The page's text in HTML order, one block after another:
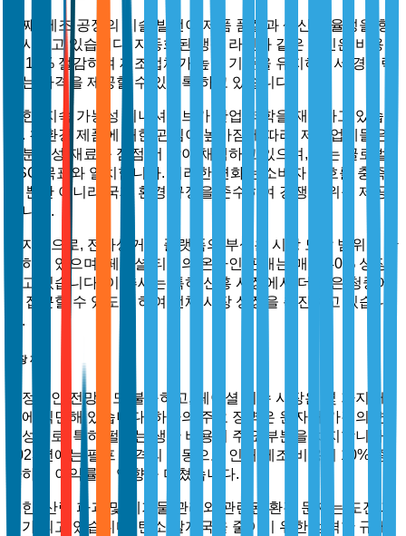
둘째, 제조 공정의 기술 발전이 제품 품질과 생산 효율성을 향
상시키고 있습니다. 자동화된 생산 라인과 같은 혁신은 비용을
약 15% 절감하여 제조업체가 높은 기준을 유지하면서 경쟁력
있는 가격을 제공할 수 있도록 하고 있습니다.
또한, 지속 가능성 이니셔티브가 산업 역학을 재편하고 있습니
다. 친환경 제품에 대한 관심이 높아짐에 따라, 제조업체들은
생분해성 재료를 점점 더 많이 채택하고 있으며, 이는 글로벌
ESG 목표와 일치합니다. 이러한 변화는 소비자 선호를 충족
할 뿐만 아니라 국제 환경 규정을 준수하여 경쟁 우위를 제공
합니다.
마지막으로, 전자상거래 플랫폼의 부상은 시장 도달 범위를 확
장하고 있으며, 페이셜 티슈의 온라인 판매는 매년 40% 성장
하고 있습니다. 이 추세는 특히 신흥 시장에서 더 넓은 청중에
게 접근할 수 있도록 하여 전체 시장 성장을 촉진하고 있습니
다.
시장 제약
긍정적인 전망에도 불구하고, 페이셜 티슈 시장은 몇 가지 제
약에 직면해 있습니다. 하나의 주요 장벽은 원자재 가격의 변
동성으로, 특히 펄프는 생산 비용의 주요 부분을 차지합니다.
2023년에는 펄프 가격의 변동으로 인해 제조 비용이 10% 증
가하여 이익률에 영향을 미쳤습니다.
또한, 산림 파괴 및 폐기물 관리와 관련된 환경 문제는 도전 과
제가 되고 있습니다. 탄소 발자국을 줄이기 위한 엄격한 규제